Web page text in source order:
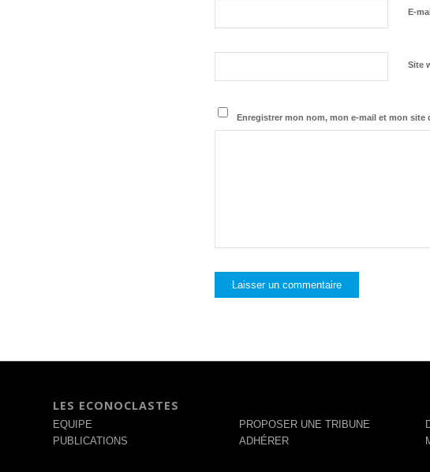
E-
Site
Enregistrer mon nom, mon e-mail et mon
LES ECONOCLASTES
EQUIPE PROPOSER UNE TRIBUNE
PUBLICATIONS
ADHÉRER